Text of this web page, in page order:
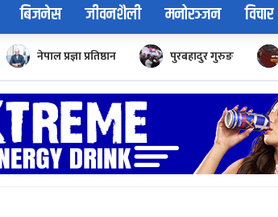
बिजनेस जीवनशैली मनोरञ्जन विचार
नेपाल प्रज्ञा प्रतिष्ठान पुरबहादुर गुरुङ